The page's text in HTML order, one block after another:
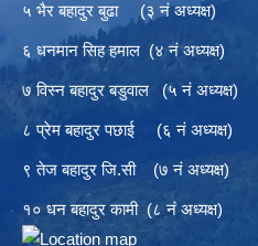
५ भैर बहादुर बुढा (३ नं
६ धनमान सिह हमाल (४ नं
७ विस्न बहादुर बडुवाल (५ नं
८ प्रेम बहादुर पछाई (६ नं
९ तेज बहादुर जि.सी (७ नं
१० धन बहादुर कामी (८ नं